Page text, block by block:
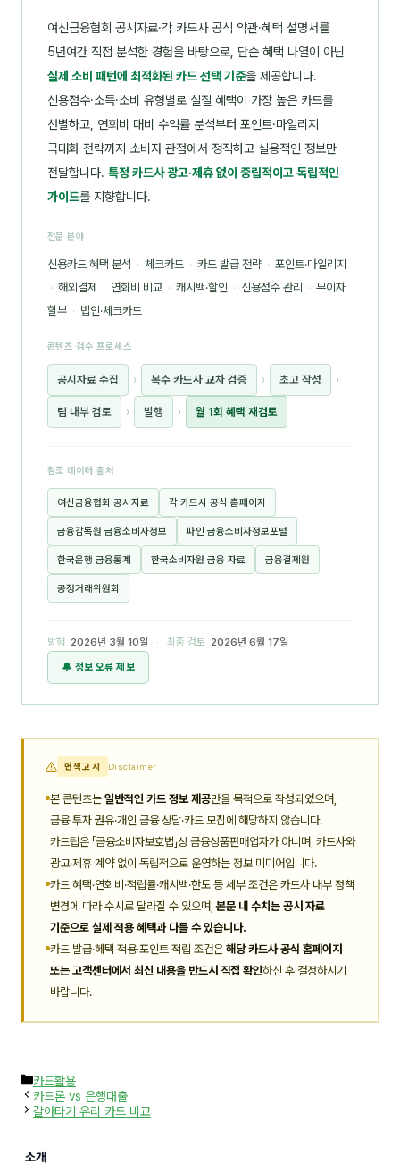
여신금융협회 공시자료·각 카드사 공식 약관·혜택 설명서를
5년여간 직접 분석한 경험을 바탕으로, 단순 혜택 나열이 아닌
실제 소비 패턴에 최적화된 카드 선택 기준을 제공합니다.
신용점수·소득·소비 유형별로 실질 혜택이 가장 높은 카드를
선별하고, 연회비 대비 수익률 분석부터 포인트·마일리지
극대화 전략까지 소비자 관점에서 정직하고 실용적인 정보만
전달합니다. 특정 카드사 광고·제휴 없이 중립적이고 독립적인
가이드를 지향합니다.
전문 분야
신용카드 혜택 분석 · 체크카드 · 카드 발급 전략 · 포인트·마일리지
· 해외결제 · 연회비 비교 · 캐시백·할인 · 신용점수 관리 · 무이자
할부 · 법인·체크카드
콘텐츠 검수 프로세스
공시자료 수집 › 복수 카드사 교차 검증 › 초고 작성 ›
팀 내부 검토 › 발행 › 월 1회 혜택 재검토
참조 데이터 출처
여신금융협회 공시자료 각 카드사 공식 홈페이지
금융감독원 금융소비자정보 파인 금융소비자정보포털
한국은행 금융통계 한국소비자원 금융 자료 금융결제원
공정거래위원회
발행 2026년 3월 10일 · 최종 검토 2026년 6월 17일
🔔 정보 오류 제보
면책고지 Disclaimer
본 콘텐츠는 일반적인 카드 정보 제공만을 목적으로 작성되었으며,
금융 투자 권유·개인 금융 상담·카드 모집에 해당하지 않습니다.
카드팁은 「금융소비자보호법」상 금융상품판매업자가 아니며, 카드사와
광고·제휴 계약 없이 독립적으로 운영하는 정보 미디어입니다.
카드 혜택·연회비·적립률·캐시백·한도 등 세부 조건은 카드사 내부 정책
변경에 따라 수시로 달라질 수 있으며,본문 내 수치는 공시 자료
기준으로 실제 적용 혜택과 다를 수 있습니다.
카드 발급·혜택 적용·포인트 적립 조건은 해당 카드사 공식 홈페이지
또는 고객센터에서 최신 내용을 반드시 직접 확인하신 후 결정하시기
바랍니다.
카
테
고
리
카드활용
카드론 vs 은행대출
갈아타기 유리 카드 비교
소개